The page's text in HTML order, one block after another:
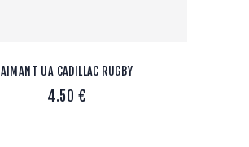
AIMANT UA CADILLAC RUGBY
4.50 €